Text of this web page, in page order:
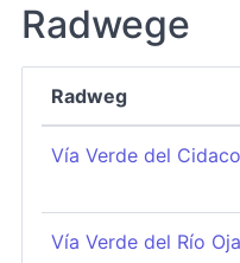
Radwege
Radweg
Vía Verde del
Vía Verde del Río Oja